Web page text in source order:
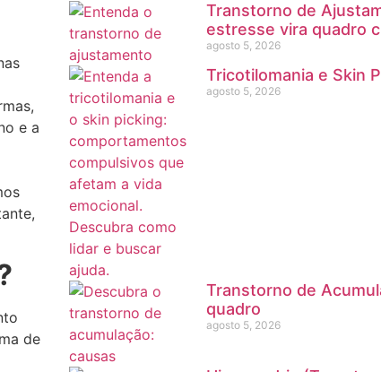
e a
de
Transtorno de
estresse vira quadro
agosto 5, 2026
Tricotilomania e Skin
agosto 5, 2026
Transtorno de
quadro
agosto 5, 2026